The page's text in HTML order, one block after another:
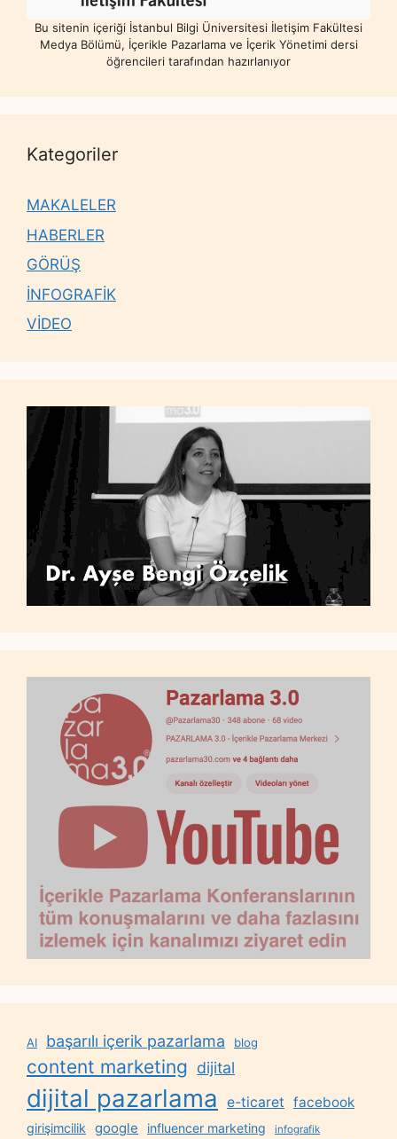
Bu sitenin içeriği İstanbul Bilgi Üniversitesi İletişim Fakültesi
Medya Bölümü, İçerikle Pazarlama ve İçerik Yönetimi dersi
öğrencileri tarafından hazırlanıyor
Kategoriler
MAKALELER
HABERLER
GÖRÜŞ
İNFOGRAFİK
VİDEO
AI başarılı içerik pazarlama blog
content marketing dijital
dijital pazarlama e-ticaret facebook
girişimcilik google influencer marketing infografik